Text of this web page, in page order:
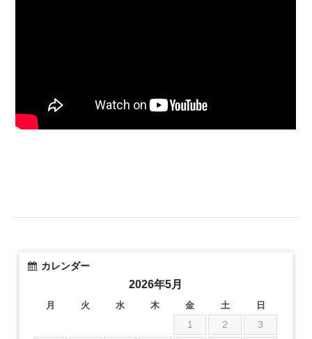
カレンダー
2026年5月
月 火 水 木 金 土 日
1 2
3